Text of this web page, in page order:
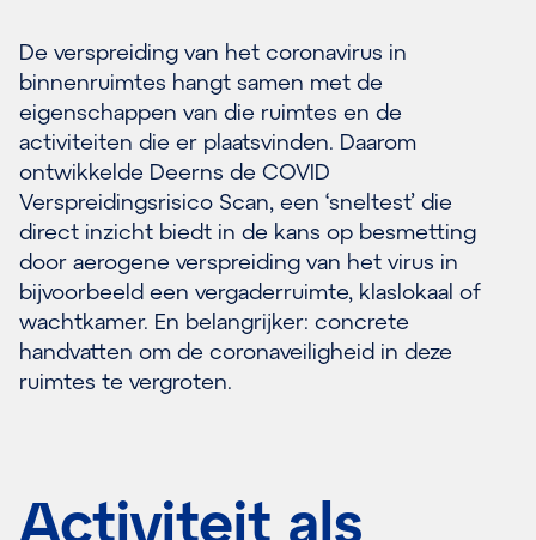
De verspreiding van het coronavirus in
binnenruimtes hangt samen met de
eigenschappen van die ruimtes en de
activiteiten die er plaatsvinden. Daarom
ontwikkelde Deerns de COVID
Verspreidingsrisico Scan, een ‘sneltest’ die
direct inzicht biedt in de kans op besmetting
door aerogene verspreiding van het virus in
bijvoorbeeld een vergaderruimte, klaslokaal of
wachtkamer. En belangrijker: concrete
handvatten om de coronaveiligheid in deze
ruimtes te vergroten.
Activiteit als